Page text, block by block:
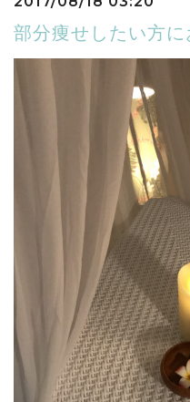
部分痩せしたい方に